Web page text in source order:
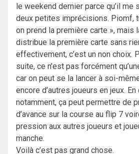
le weekend dernier parce qu’il me
deux petites imprécisions. Piomf,
on prend la première carte », mais
distribue la première carte sans
effectivement, c’est un non choix.
suite, ce n’est pas forcément
car on peut se la lancer à soi-
encore d’autres joueurs en jeux.
notamment, ça peut permettre de
d’avance sur la course au flip 7
pression aux autres joueurs et
manche.
Voilà c’est pas grand chose.